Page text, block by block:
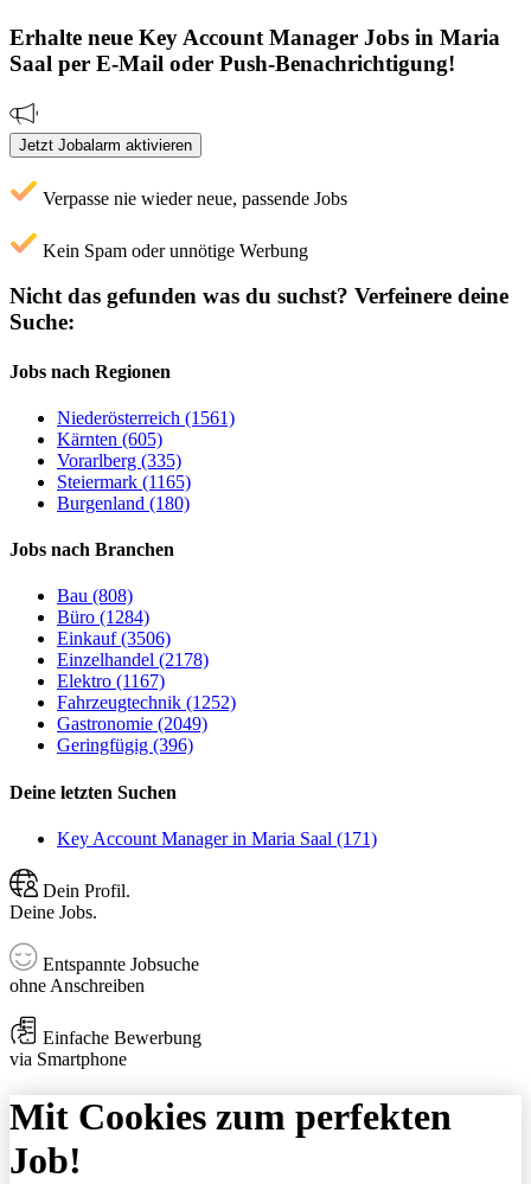
Erhalte neue Key Account Manager Jobs in Maria
Saal per E-Mail oder Push-Benachrichtigung!
Jetzt Jobalarm aktivieren
Verpasse nie wieder neue, passende Jobs
Kein Spam oder unnötige Werbung
Nicht das gefunden was du suchst? Verfeinere deine
Suche:
Jobs nach Regionen
Niederösterreich (1561)
Kärnten (605)
Vorarlberg (335)
Steiermark (1165)
Burgenland (180)
Jobs nach Branchen
Bau (808)
Büro (1284)
Einkauf (3506)
Einzelhandel (2178)
Elektro (1167)
Fahrzeugtechnik (1252)
Gastronomie (2049)
Geringfügig (396)
Deine letzten Suchen
Key Account Manager in Maria Saal (171)
Dein Profil.
Deine Jobs.
Entspannte Jobsuche
ohne Anschreiben
Einfache Bewerbung
via Smartphone
Mit Cookies zum perfekten
Job!